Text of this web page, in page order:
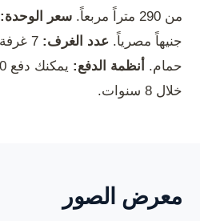
من 290 متراً مربعاً.
سعر الوحدة:
جنيهاً مصرياً.عدد الغرف: 7 غرفة.
حمام.
أنظمة الدفع:
خلال 8 سنوات.
معرض الصور